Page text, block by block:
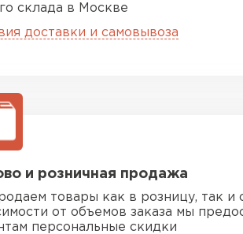
склада в Москве
доставки и самовывоза
и розничная продажа
товары как в розницу, так и
от объемов заказа мы
персональные скидки